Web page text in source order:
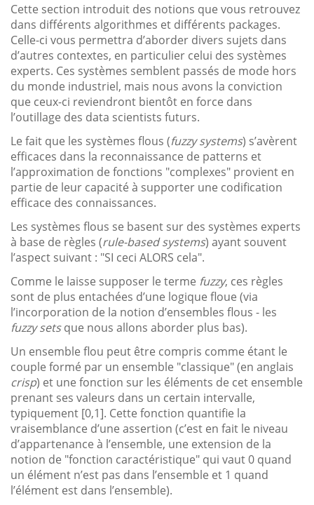
Cette section introduit des notions que vous retrouvez
dans différents algorithmes et différents packages.
Celle-ci vous permettra d’aborder divers sujets dans
d’autres contextes, en particulier celui des systèmes
experts. Ces systèmes semblent passés de mode hors
du monde industriel, mais nous avons la conviction
que ceux-ci reviendront bientôt en force dans
l’outillage des data scientists futurs.
Le fait que les systèmes flous (fuzzy systems) s’avèrent
efficaces dans la reconnaissance de patterns et
l’approximation de fonctions "complexes" provient en
partie de leur capacité à supporter une codification
efficace des connaissances.
Les systèmes flous se basent sur des systèmes experts
à base de règles (rule-based systems) ayant souvent
l’aspect suivant : "SI ceci ALORS cela".
Comme le laisse supposer le terme fuzzy, ces règles
sont de plus entachées d’une logique floue (via
l’incorporation de la notion d’ensembles flous - les
fuzzy setsque nous allons aborder plus bas).
Un ensemble flou peut être compris comme étant le
couple formé par un ensemble "classique" (en anglais
crisp) et une fonction sur les éléments de cet ensemble
prenant ses valeurs dans un certain intervalle,
typiquement [0,1]. Cette fonction quantifie la
vraisemblance d’une assertion (c’est en fait le niveau
d’appartenance à l’ensemble, une extension de la
notion de "fonction caractéristique" qui vaut 0 quand
un élément n’est pas dans l’ensemble et 1 quand
l’élément est dans l’ensemble).